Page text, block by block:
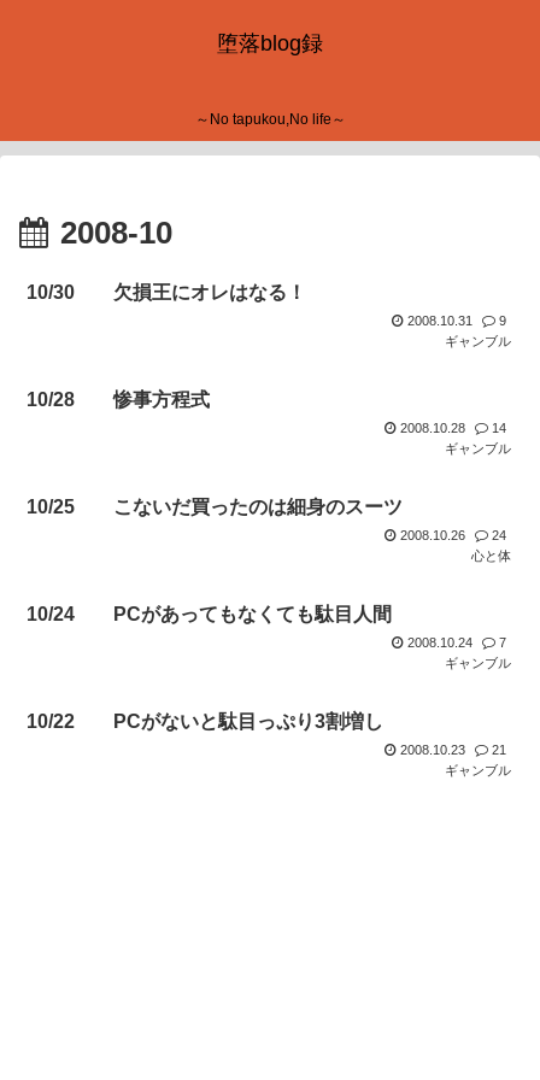
堕落blog録
～No tapukou,No life～
2008-10
10/30 欠損王にオレはなる！
2008.10.31
9
ギャンブル
10/28 惨事方程式
2008.10.28
14
ギャンブル
10/25 こないだ買ったのは細身のスーツ
2008.10.26
24
心と体
10/24 PCがあってもなくても駄目人間
2008.10.24
7
ギャンブル
10/22 PCがないと駄目っぷり3割増し
2008.10.23
21
ギャンブル